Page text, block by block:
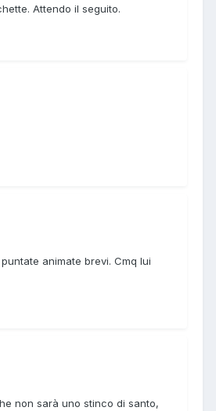
Attendo il seguito.
animate brevi. Cmq lui
non sarà uno stinco di santo,